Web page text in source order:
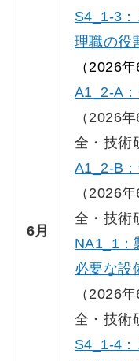
6月
S4_1-3
理職の役
（2026
A1_2-A
（2026
全・技術
A1_2-B
（2026
全・技術
NA1_1：
必要な設
（2026
全・技術
S4_1-4